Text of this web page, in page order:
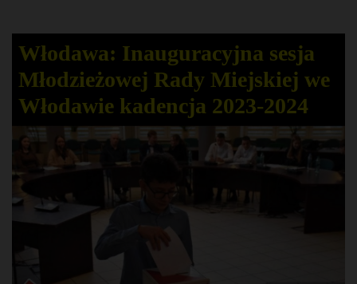
Włodawa: Inauguracyjna sesja
Młodzieżowej Rady Miejskiej we
Włodawie kadencja 2023-2024